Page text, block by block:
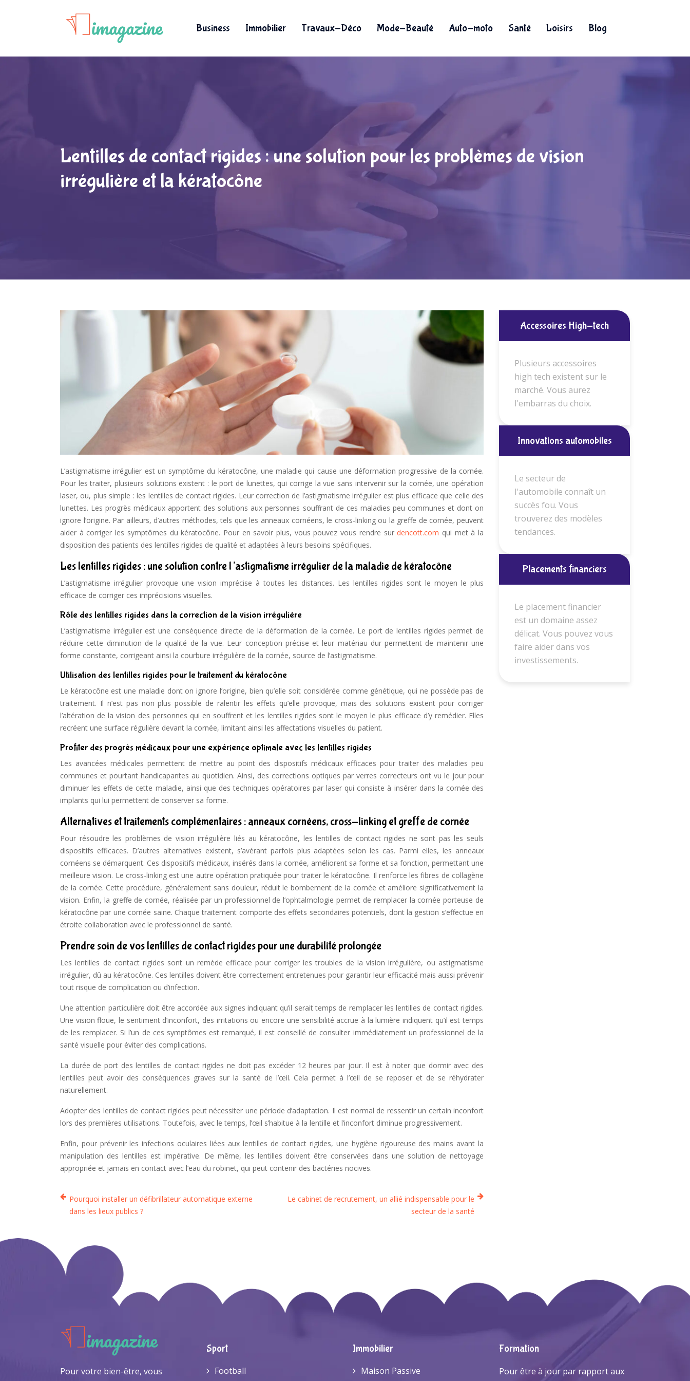
Business Immobilier Travaux-Déco Mode-Beauté Auto-moto Santé Loisirs Blog
Lentilles de contact rigides : une solution pour les problèmes de vision
irrégulière et la kératocône
L’astigmatisme irrégulier est un symptôme du kératocône, une maladie qui cause une déformation progressive de la cornée.
Pour les traiter, plusieurs solutions existent : le port de lunettes, qui corrige la vue sans intervenir sur la cornée, une opération
laser, ou, plus simple : les lentilles de contact rigides. Leur correction de l’astigmatisme irrégulier est plus efficace que celle des
lunettes. Les progrès médicaux apportent des solutions aux personnes souffrant de ces maladies peu communes et dont on
ignore l’origine. Par ailleurs, d’autres méthodes, tels que les anneaux cornéens, le cross-linking ou la greffe de cornée, peuvent
aider à corriger les symptômes du kératocône. Pour en savoir plus, vous pouvez vous rendre surdencott.com qui met à la
disposition des patients des lentilles rigides de qualité et adaptées à leurs besoins spécifiques.
Les lentilles rigides : une solution contre l’astigmatisme irrégulier de la maladie de kératocône
L’astigmatisme irrégulier provoque une vision imprécise à toutes les distances. Les lentilles rigides sont le moyen le plus
efficace de corriger ces imprécisions visuelles.
Rôle des lentilles rigides dans la correction de la vision irrégulière
L’astigmatisme irrégulier est une conséquence directe de la déformation de la cornée. Le port de lentilles rigides permet de
réduire cette diminution de la qualité de la vue. Leur conception précise et leur matériau dur permettent de maintenir une
forme constante, corrigeant ainsi la courbure irrégulière de la cornée, source de l’astigmatisme.
Utilisation des lentilles rigides pour le traitement du kératocône
Le kératocône est une maladie dont on ignore l’origine, bien qu’elle soit considérée comme génétique, qui ne possède pas de
traitement. Il n’est pas non plus possible de ralentir les effets qu’elle provoque, mais des solutions existent pour corriger
l’altération de la vision des personnes qui en souffrent et les lentilles rigides sont le moyen le plus efficace d’y remédier. Elles
recréent une surface régulière devant la cornée, limitant ainsi les affectations visuelles du patient.
Profiter des progrès médicaux pour une expérience optimale avec les lentilles rigides
Les avancées médicales permettent de mettre au point des dispositifs médicaux efficaces pour traiter des maladies peu
communes et pourtant handicapantes au quotidien. Ainsi, des corrections optiques par verres correcteurs ont vu le jour pour
diminuer les effets de cette maladie, ainsi que des techniques opératoires par laser qui consiste à insérer dans la cornée des
implants qui lui permettent de conserver sa forme.
Alternatives et traitements complémentaires : anneaux cornéens, cross-linking et greffe de cornée
Pour résoudre les problèmes de vision irrégulière liés au kératocône, les lentilles de contact rigides ne sont pas les seuls
dispositifs efficaces. D’autres alternatives existent, s’avérant parfois plus adaptées selon les cas. Parmi elles, les anneaux
cornéens se démarquent. Ces dispositifs médicaux, insérés dans la cornée, améliorent sa forme et sa fonction, permettant une
meilleure vision. Le cross-linking est une autre opération pratiquée pour traiter le kératocône. Il renforce les fibres de collagène
de la cornée. Cette procédure, généralement sans douleur, réduit le bombement de la cornée et améliore significativement la
vision. Enfin, la greffe de cornée, réalisée par un professionnel de l’ophtalmologie permet de remplacer la cornée porteuse de
kératocône par une cornée saine. Chaque traitement comporte des effets secondaires potentiels, dont la gestion s’effectue en
étroite collaboration avec le professionnel de santé.
Prendre soin de vos lentilles de contact rigides pour une durabilité prolongée
Les lentilles de contact rigides sont un remède efficace pour corriger les troubles de la vision irrégulière, ou astigmatisme
irrégulier, dû au kératocône. Ces lentilles doivent être correctement entretenues pour garantir leur efficacité mais aussi prévenir
tout risque de complication ou d’infection.
Une attention particulière doit être accordée aux signes indiquant qu’il serait temps de remplacer les lentilles de contact rigides.
Une vision floue, le sentiment d’inconfort, des irritations ou encore une sensibilité accrue à la lumière indiquent qu’il est temps
de les remplacer. Si l’un de ces symptômes est remarqué, il est conseillé de consulter immédiatement un professionnel de la
santé visuelle pour éviter des complications.
La durée de port des lentilles de contact rigides ne doit pas excéder 12 heures par jour. Il est à noter que dormir avec des
lentilles peut avoir des conséquences graves sur la santé de l’œil. Cela permet à l’œil de se reposer et de se réhydrater
naturellement.
Adopter des lentilles de contact rigides peut nécessiter une période d’adaptation. Il est normal de ressentir un certain inconfort
lors des premières utilisations. Toutefois, avec le temps, l’œil s’habitue à la lentille et l’inconfort diminue progressivement.
Enfin, pour prévenir les infections oculaires liées aux lentilles de contact rigides, une hygiène rigoureuse des mains avant la
manipulation des lentilles est impérative. De même, les lentilles doivent être conservées dans une solution de nettoyage
appropriée et jamais en contact avec l’eau du robinet, qui peut contenir des bactéries nocives.
Pourquoi installer un défibrillateur automatique externe
dans les lieux publics ?
Le cabinet de recrutement, un allié indispensable pour le
secteur de la santé
Accessoires High-tech
Plusieurs accessoires
high tech existent sur le
marché. Vous aurez
l'embarras du choix.
Innovations automobiles
Le secteur de
l'automobile connaît un
succès fou. Vous
trouverez des modèles
tendances.
Placements financiers
Le placement financier
est un domaine assez
délicat. Vous pouvez vous
faire aider dans vos
investissements.
Pour votre bien-être, vous
Sport
Football
Immobilier
Maison Passive
Formation
Pour être à jour par rapport aux